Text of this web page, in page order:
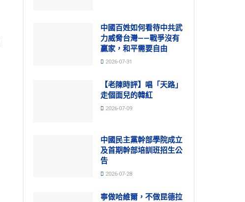
中國百姓如何看待中共武
力威脅台灣——戰爭沒有
贏家，和平需要自由
2026-07-31
【老陳時評】唱「天路」
走個面兒的韓紅
2026-07-09
中國民主黨幹部學院成立
及首期幹部培訓班招生公
告
2026-07-28
寧做哈維爾，不做昆德拉